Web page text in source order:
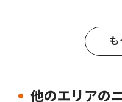
も
他のエリアの